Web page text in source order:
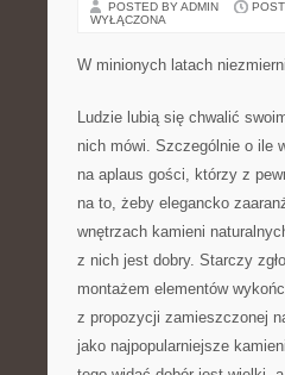
POSTED BY ADMIN
WYŁĄCZONA
W minionych latach
Ludzie lubią się chwalić
nich mówi. Szczególnie o ile
na aplaus gości, którzy z
na to, żeby elegancko
wnętrzach kamieni
z nich jest dobry. Starczy
montażem elementów
z propozycji zamieszczonej
jako najpopularniejsze